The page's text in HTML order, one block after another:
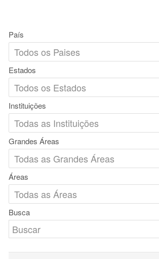
País
Estados
Instituições
Grandes Áreas
Áreas
Busca